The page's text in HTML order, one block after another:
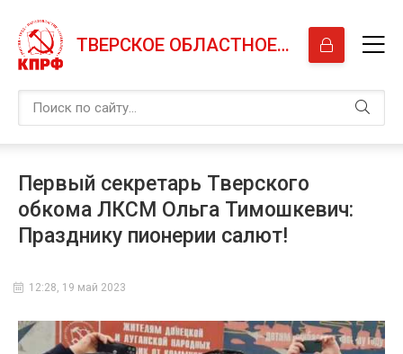
ТВЕРСКОЕ ОБЛАСТНОЕ ОТДЕЛЕНИЕ КПРФ
Первый секретарь Тверского
обкома ЛКСМ Ольга Тимошкевич:
Празднику пионерии салют!
12:28, 19 май 2023